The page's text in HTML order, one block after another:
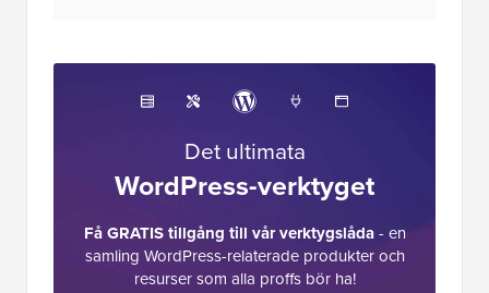
Det ultimata
WordPress-verktyget
Få GRATIS tillgång till vår verktygslåda- en
samling WordPress-relaterade produkter och
resurser som alla proffs bör ha!